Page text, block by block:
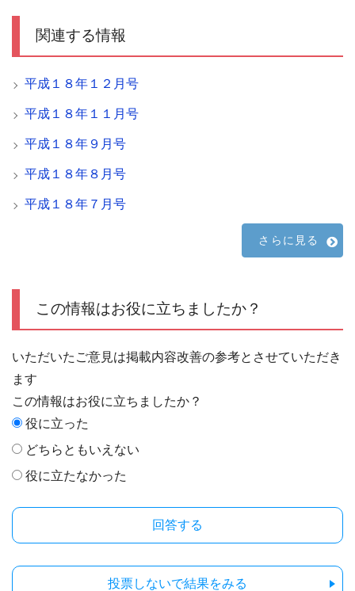
関連する情報
平成１８年１２月号
平成１８年１１月号
平成１８年９月号
平成１８年８月号
平成１８年７月号
さらに見る
この情報はお役に立ちましたか？
いただいたご意見は掲載内容改善の参考とさせていただき
ます
この情報はお役に立ちましたか？
役に立った
どちらともいえない
役に立たなかった
投票しないで結果をみる